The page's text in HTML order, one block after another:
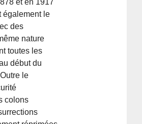
et en 1917
également le
des
nature
toutes les
début du
le
colons